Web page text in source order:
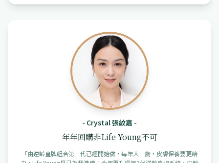
- Crystal 張紋嘉 -
年年回購非Life Young不可
「由逆齡皇牌組合第一代已經開始做，每年大一歲，皮膚保養要更給